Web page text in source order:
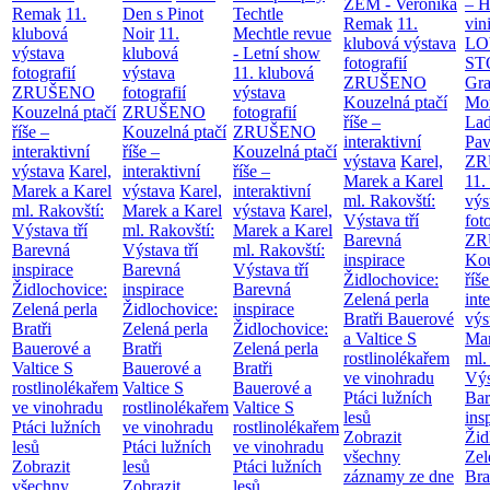
Remak 11.
klubová
výstava
fotografií
ZRUŠENO
Kouzelná ptačí
říše –
interaktivní
výstava Karel,
Marek a Karel
ml. Rakovští:
Výstava tří
Barevná
inspirace
Židlochovice:
Zelená perla
Bratři
Bauerové a
Valtice S
rostlinolékařem
ve vinohradu
Ptáci lužních
lesů
Zobrazit
všechny
Den s Pinot
Noir 11.
klubová
výstava
fotografií
ZRUŠENO
Kouzelná ptačí
říše –
interaktivní
výstava Karel,
Marek a Karel
ml. Rakovští:
Výstava tří
Barevná
inspirace
Židlochovice:
Zelená perla
Bratři
Bauerové a
Valtice S
rostlinolékařem
ve vinohradu
Ptáci lužních
lesů
Zobrazit
Techtle
Mechtle revue
- Letní show
11. klubová
výstava
fotografií
ZRUŠENO
Kouzelná ptačí
říše –
interaktivní
výstava Karel,
Marek a Karel
ml. Rakovští:
Výstava tří
Barevná
inspirace
Židlochovice:
Zelená perla
Bratři
Bauerové a
Valtice S
rostlinolékařem
ve vinohradu
Ptáci lužních
lesů
ZEM - Veronika
Remak 11.
klubová výstava
fotografií
ZRUŠENO
Kouzelná ptačí
říše –
interaktivní
výstava Karel,
Marek a Karel
ml. Rakovští:
Výstava tří
Barevná
inspirace
Židlochovice:
Zelená perla
Bratři Bauerové
a Valtice S
rostlinolékařem
ve vinohradu
Ptáci lužních
lesů
Zobrazit
všechny
záznamy ze dne
–
ml.